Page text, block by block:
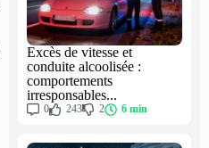
Excès de vitesse et
conduite alcoolisée :
comportements
irresponsables...
0 243 2 6 min